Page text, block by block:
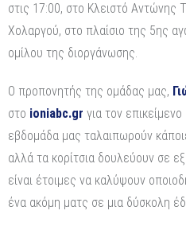
στις 17:00, στο Κλειστό Αντώνης
Χολαργού, στο πλαίσιο της 5ης
ομίλου της διοργάνωσης.
Ο προπονητής της ομάδας μας,
στο ioniabc.gr για τον
εβδομάδα μας ταλαιπωρούν
αλλά τα κορίτσια δουλεύουν σε
είναι έτοιμες να καλύψουν
ένα ακόμη ματς σε μια δύσκολη